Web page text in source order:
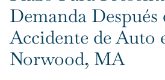
Demanda Después
Accidente de Auto
Norwood, MA